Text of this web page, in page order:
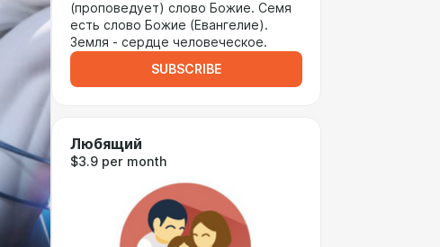
(проповедует) слово Божие. Семя
есть слово Божие (Евангелие).
Земля - сердце человеческое.
SUBSCRIBE
Любящий
$3.9 per month